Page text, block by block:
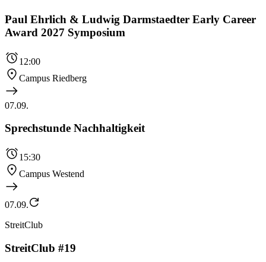
Paul Ehrlich & Ludwig Darmstaedter Early Career
Award 2027 Symposium
12:00
Campus Riedberg
07.09.
Sprechstunde Nachhaltigkeit
15:30
Campus Westend
07.09.
StreitClub
StreitClub #19